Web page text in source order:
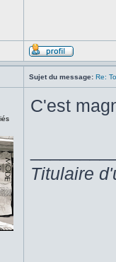
Sujet du message: Re:
C'est
Titulaire